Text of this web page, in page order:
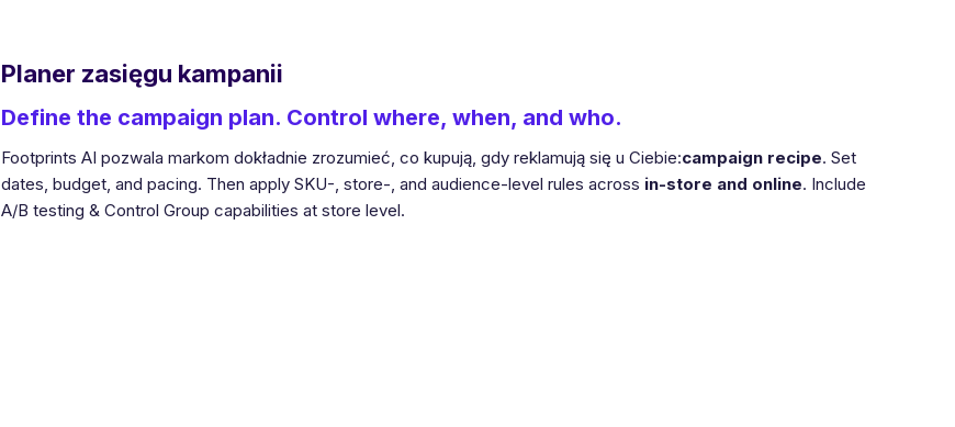
Planer zasięgu kampanii
Define the campaign plan. Control where, when, and who.
Footprints AI pozwala markom dokładnie zrozumieć, co kupują, gdy reklamują się u Ciebie:campaign recipe. Set
dates, budget, and pacing. Then apply SKU-, store-, and audience-level rules across in-store and online. Include
A/B testing & Control Group capabilities at store level.